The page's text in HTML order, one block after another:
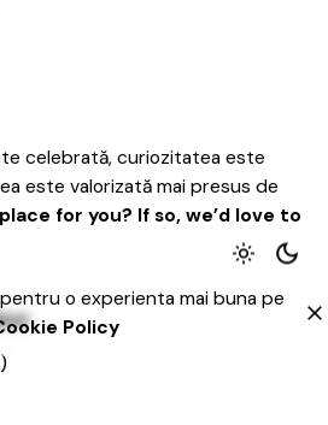
celebrată, curiozitatea este
este valorizată mai presus de
for you? If so, we’d love to
o experienta mai buna pe
Policy